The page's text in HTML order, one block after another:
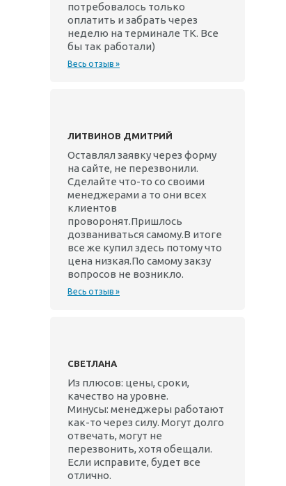
потребовалось только
оплатить и забрать через
неделю на терминале ТК. Все
бы так работали)
Весь отзыв »
ЛИТВИНОВ ДМИТРИЙ
Оставлял заявку через форму
на сайте, не перезвонили.
Сделайте что-то со своими
менеджерами а то они всех
клиентов
проворонят.Пришлось
дозваниваться самому.В итоге
все же купил здесь потому что
цена низкая.По самому закзу
вопросов не возникло.
Весь отзыв »
СВЕТЛАНА
Из плюсов: цены, сроки,
качество на уровне.
Минусы: менеджеры работают
как-то через силу. Могут долго
отвечать, могут не
перезвонить, хотя обещали.
Если исправите, будет все
отлично.